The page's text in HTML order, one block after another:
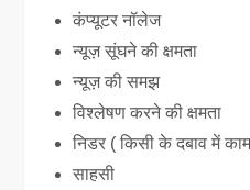
कंप्यूटर नॉलेज
न्यूज़ सूंघने की क्षमता
न्यूज़ की समझ
विश्लेषण करने की क्षमता
निडर ( किसी के दबाव में
साहसी